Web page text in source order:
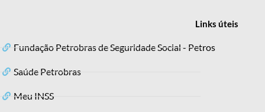
Linksúteis
Fundação Petrobras de Seguridade Social - Petros
Saúde Petrobras
Meu INSS